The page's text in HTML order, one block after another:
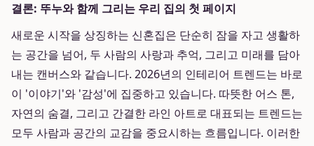
결론: 뚜누와 함께 그리는 우리 집의 첫 페이지
새로운 시작을 상징하는 신혼집은 단순히 잠을 자고 생활하
는 공간을 넘어, 두 사람의 사랑과 추억, 그리고 미래를 담아
내는 캔버스와 같습니다. 2026년의 인테리어 트렌드는 바로
이 '이야기'와 '감성'에 집중하고 있습니다. 따뜻한 어스 톤,
자연의 숨결, 그리고 간결한 라인 아트로 대표되는 트렌드는
모두 사람과 공간의 교감을 중요시하는 흐름입니다. 이러한